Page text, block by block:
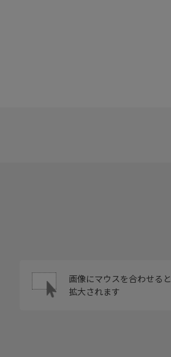
画像にマウスを合わせると
拡大されます